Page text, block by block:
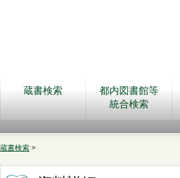
蔵書検索
都内図書館等
統合検索
蔵書検索 >